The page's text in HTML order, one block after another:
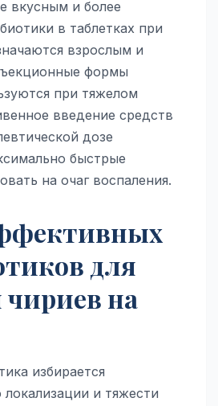
вкусным и более
в таблетках при
взрослым и
формы
при тяжелом
введение средств
дозе
быстрые
на очаг воспаления.
для
на
избирается
локализации и тяжести